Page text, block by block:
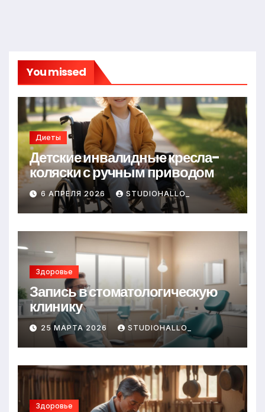
You missed
Диеты
Детские инвалидные кресла-
коляски с ручным приводом
6 АПРЕЛЯ 2026 STUDIOHALLO_
Здоровье
Запись в стоматологическую
клинику
25 МАРТА 2026 STUDIOHALLO_
Здоровье